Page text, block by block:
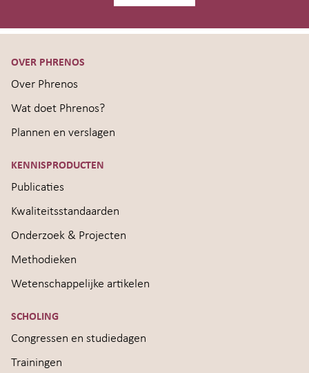
OVER PHRENOS
Over Phrenos
Wat doet Phrenos?
Plannen en verslagen
KENNISPRODUCTEN
Publicaties
Kwaliteitsstandaarden
Onderzoek & Projecten
Methodieken
Wetenschappelijke artikelen
SCHOLING
Congressen en studiedagen
Trainingen